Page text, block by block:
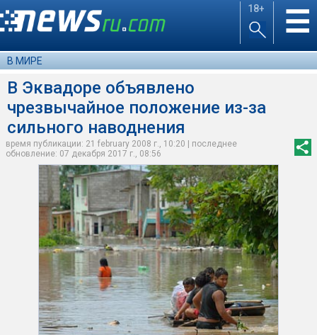
18+ ☰
В МИРЕ
В Эквадоре объявлено
чрезвычайное положение из-за
сильного наводнения
время публикации: 21 february 2008 г., 10:20 | последнее
обновление: 07 декабря 2017 г., 08:56